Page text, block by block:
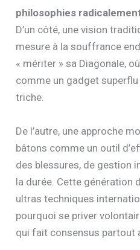
philosophies
D’un côté, une vision
mesure à la souffrance
« mériter » sa Diagonale,
comme un gadget
triche.
De l’autre, une approche
bâtons comme un outil
des blessures, de gestion
la durée. Cette génération
ultras techniques
pourquoi se priver
qui fait consensus partout